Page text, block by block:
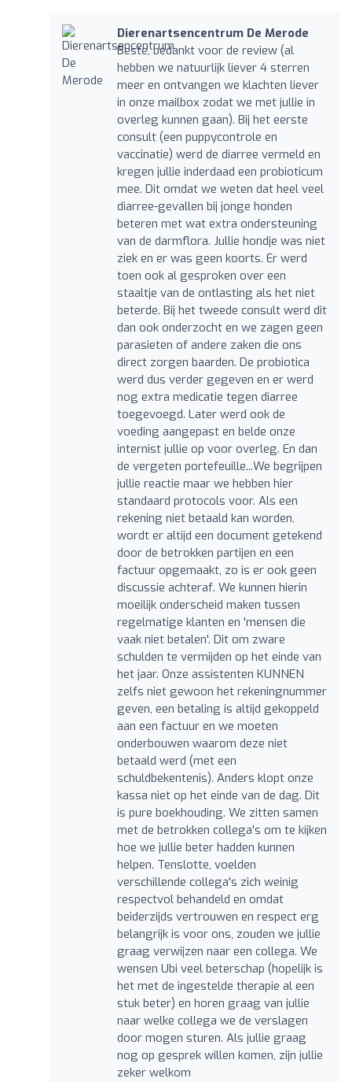
Dierenartsencentrum De Merode
Beste, bedankt voor de review (al
hebben we natuurlijk liever 4 sterren
meer en ontvangen we klachten liever
in onze mailbox zodat we met jullie in
overleg kunnen gaan). Bij het eerste
consult (een puppycontrole en
vaccinatie) werd de diarree vermeld en
kregen jullie inderdaad een probioticum
mee. Dit omdat we weten dat heel veel
diarree-gevallen bij jonge honden
beteren met wat extra ondersteuning
van de darmflora. Jullie hondje was niet
ziek en er was geen koorts. Er werd
toen ook al gesproken over een
staaltje van de ontlasting als het niet
beterde. Bij het tweede consult werd dit
dan ook onderzocht en we zagen geen
parasieten of andere zaken die ons
direct zorgen baarden. De probiotica
werd dus verder gegeven en er werd
nog extra medicatie tegen diarree
toegevoegd. Later werd ook de
voeding aangepast en belde onze
internist jullie op voor overleg. En dan
de vergeten portefeuille...We begrijpen
jullie reactie maar we hebben hier
standaard protocols voor. Als een
rekening niet betaald kan worden,
wordt er altijd een document getekend
door de betrokken partijen en een
factuur opgemaakt, zo is er ook geen
discussie achteraf. We kunnen hierin
moeilijk onderscheid maken tussen
regelmatige klanten en 'mensen die
vaak niet betalen'. Dit om zware
schulden te vermijden op het einde van
het jaar. Onze assistenten KUNNEN
zelfs niet gewoon het rekeningnummer
geven, een betaling is altijd gekoppeld
aan een factuur en we moeten
onderbouwen waarom deze niet
betaald werd (met een
schuldbekentenis). Anders klopt onze
kassa niet op het einde van de dag. Dit
is pure boekhouding. We zitten samen
met de betrokken collega's om te kijken
hoe we jullie beter hadden kunnen
helpen. Tenslotte, voelden
verschillende collega's zich weinig
respectvol behandeld en omdat
beiderzijds vertrouwen en respect erg
belangrijk is voor ons, zouden we jullie
graag verwijzen naar een collega. We
wensen Ubi veel beterschap (hopelijk is
het met de ingestelde therapie al een
stuk beter) en horen graag van jullie
naar welke collega we de verslagen
door mogen sturen. Als jullie graag
nog op gesprek willen komen, zijn jullie
zeker welkom